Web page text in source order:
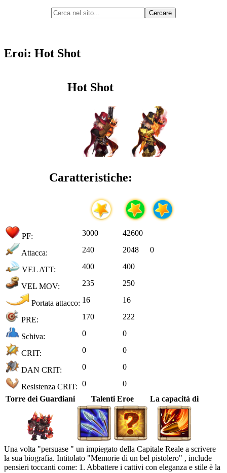
Eroi: Hot Shot
Hot Shot
Caratteristiche:
PF: 3000 42600
Attacca: 240 2048 0
VEL ATT: 400 400
VEL MOV: 235 250
Portata attacco: 16 16
PRE: 170 222
Schiva: 0 0
CRIT: 0 0
DAN CRIT: 0 0
Resistenza CRIT: 0
0
Torre dei Guardiani
Talenti Eroe La capacità di
Una volta "persuase " un impiegato della Capitale Reale a scrivere
la sua biografia. Intitolato "Memorie di un bel pistolero" , include
pensieri toccanti come: 1. Abbattere i cattivi con eleganza e stile è la